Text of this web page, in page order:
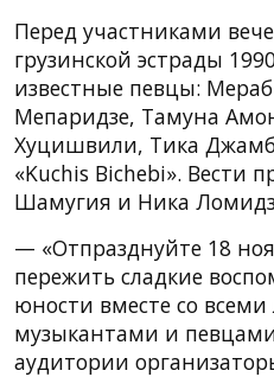
Перед участниками
грузинской эстрады
известные певцы:
Мепаридзе, Тамуна
Хуцишвили, Тика
«Kuchis Bichebi». Вести
Шамугия и Ника
— «Отпразднуйте 18
пережить сладкие
юности вместе со
музыкантами и
аудитории